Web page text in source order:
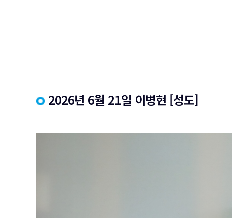
2026년 6월 21일 이병현 [성도]